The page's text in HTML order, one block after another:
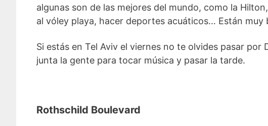
algunas son de las mejores del mundo, como la
al vóley playa, hacer deportes acuáticos… Están muy
Si estás en Tel Aviv el viernes no te olvides pasar
junta la gente para tocar música y pasar la tarde.
Rothschild Boulevard